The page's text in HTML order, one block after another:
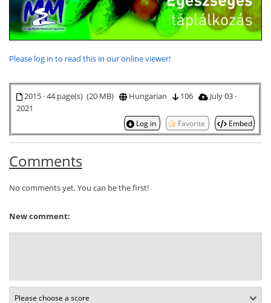
Please log in to read this in our online viewer!
2015 · 44 page(s) (20 MB) Hungarian 106
July 03 ·
2021
Log in Favorite Embed
Comments
No comments yet. You can be the first!
New comment: